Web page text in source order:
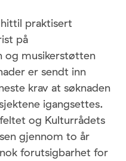
praktisert
på
og musikerstøtten
er sendt inn
krav at søknaden
igangsettes.
og Kulturrådets
gjennom to år
forutsigbarhet for